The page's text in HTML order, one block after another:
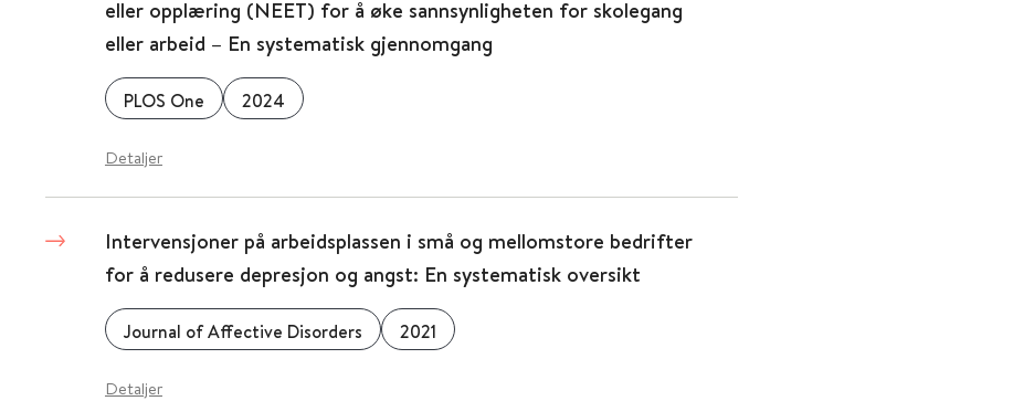
eller opplæring (NEET) for å øke sannsynligheten for skolegang
eller arbeid – En systematisk gjennomgang
PLOS One 2024
Detaljer
Intervensjoner på arbeidsplassen i små og mellomstore bedrifter
for å redusere depresjon og angst: En systematisk oversikt
Journal of Affective Disorders 2021
Detaljer